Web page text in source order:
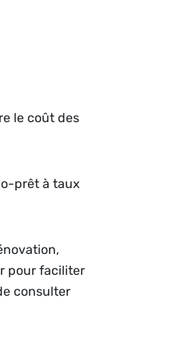
le coût des
prêt à taux
pour faciliter
consulter